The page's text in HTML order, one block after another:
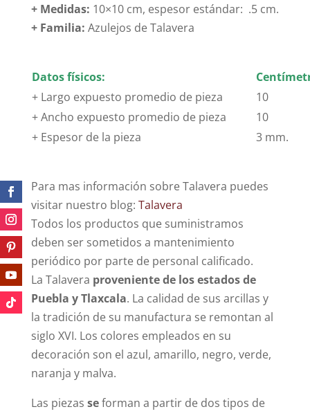
+ Medidas: 10×10 cm, espesor estándar: .5 cm.
+ Familia: Azulejos de Talavera
Datos físicos:
+ Largo expuesto promedio de pieza
10
+ Ancho expuesto promedio de pieza
10
+ Espesor de la pieza
3 mm.
Para mas información sobre Talavera puedes
visitar nuestro blog: Talavera
Todos los productos que suministramos
deben ser sometidos a mantenimiento
periódico por parte de personal calificado.
La Talavera proveniente de los estados de
Puebla y Tlaxcala. La calidad de sus arcillas y
la tradición de su manufactura se remontan al
siglo XVI. Los colores empleados en su
decoración son el azul, amarillo, negro, verde,
naranja y malva.
Las piezas seforman a partir de dos tipos de